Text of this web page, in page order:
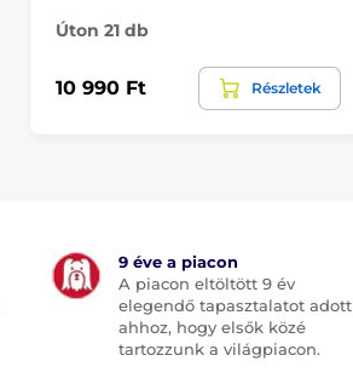
Úton 21 db
10 990 Ft Részletek
9 éve a piacon
A piacon eltöltött 9 év
elegendő tapasztalatot adott
ahhoz, hogy elsők közé
tartozzunk a világpiacon.